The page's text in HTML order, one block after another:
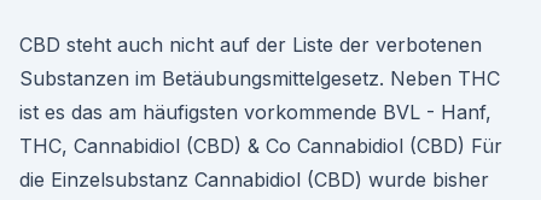
CBD steht auch nicht auf der Liste der verbotenen
Substanzen im Betäubungsmittelgesetz. Neben THC
ist es das am häufigsten vorkommende BVL - Hanf,
THC, Cannabidiol (CBD) & Co Cannabidiol (CBD) Für
die Einzelsubstanz Cannabidiol (CBD) wurde bisher